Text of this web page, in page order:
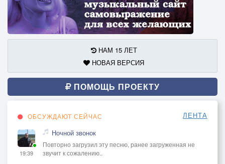
НАМ 15 ЛЕТ
НОВАЯ ВЕРСИЯ
ПОМОЩЬ ПРОЕКТУ
ОБСУЖДАЮТ СЕЙЧАС ЛЕНТА
19:39
Ночной звонок
Повторно загрузил эту песню, ранее загруженная не
звучит к сожалению..